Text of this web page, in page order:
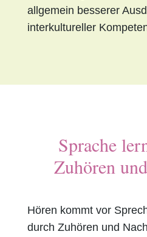
allgemein besserer
interkultureller
Sprache
Zuhören
Hören kommt vor
durch Zuhören und